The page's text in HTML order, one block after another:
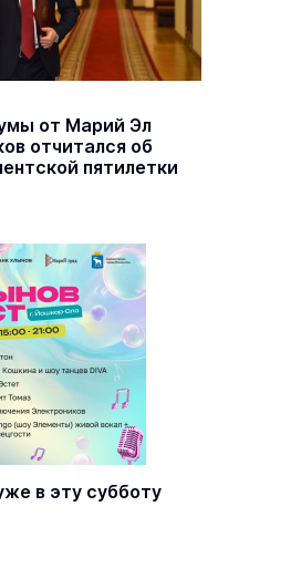
от Марий Эл
отчитался об
пятилетки
в эту субботу